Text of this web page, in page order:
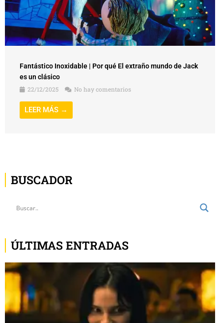
Fantástico Inoxidable | Por qué El extraño mundo de Jack
es un clásico
22/12/2025
No hay comentarios
LEER MÁS →
BUSCADOR
ÚLTIMAS ENTRADAS